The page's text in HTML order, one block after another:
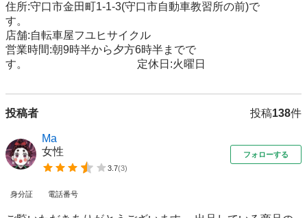
住所:守口市金田町1-1-3(守口市自動車教習所の前)で
す。
店舗:自転車屋フユヒサイクル
営業時間:朝9時半から夕方6時半までで
す。　　　　　　　　　　定休日:火曜日
投稿者 投稿138件
Ma
女性
3.7(3)
フォローする
身分証 電話番号